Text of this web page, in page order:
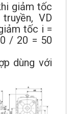
giảm tốc
VD
tốc i =
/ 20 = 50
dùng với